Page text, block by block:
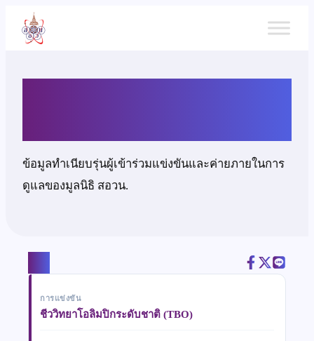
เนื้อหา
ข้อมูลทำเนียบรุ่นผู้เข้าร่วมแข่งขันและค่ายภายในการ
ดูแลของมูลนิธิ สอวน.
การแข่งขัน
ชีววิทยาโอลิมปิกระดับชาติ (TBO)